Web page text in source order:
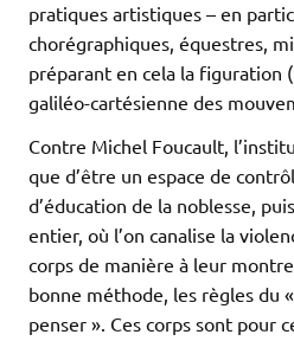
pratiques artistiques – en
chorégraphiques, équestres,
préparant en cela la figuration
galiléo-cartésienne des
Contre Michel Foucault,
que d’être un espace de
d’éducation de la noblesse,
entier, où l’on canalise la
corps de manière à leur
bonne méthode, les règles du
penser ». Ces corps sont pour